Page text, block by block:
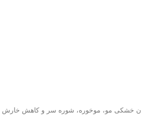
خشکی مو، موخوره، شوره سر و کاهش خارش